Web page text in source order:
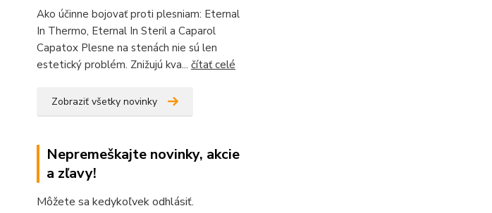
Ako účinne bojovať proti plesniam: Eternal
In Thermo, Eternal In Steril a Caparol
Capatox Plesne na stenách nie sú len
estetický problém. Znižujú kva... čítať celé
Zobraziť všetky novinky
Nepremeškajte novinky, akcie
a zľavy!
Môžete sa kedykoľvek odhlásiť.